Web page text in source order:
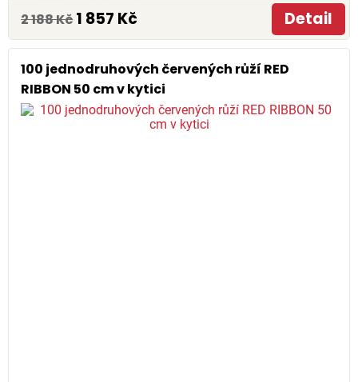
2 188 Kč 1 857 Kč Detail
100 jednodruhových červených růží RED
RIBBON 50 cm v kytici